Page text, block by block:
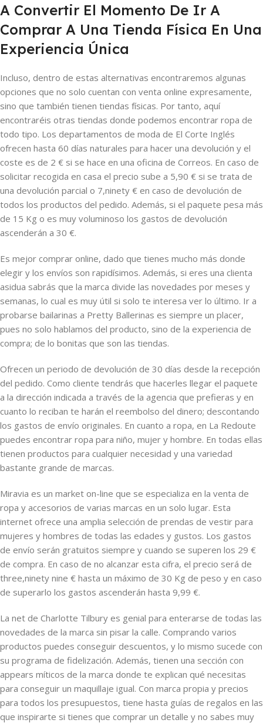
A Convertir El Momento De Ir A
Comprar A Una Tienda Física En Una
Experiencia Única
Incluso, dentro de estas alternativas encontraremos algunas
opciones que no solo cuentan con venta online expresamente,
sino que también tienen tiendas físicas. Por tanto, aquí
encontraréis otras tiendas donde podemos encontrar ropa de
todo tipo. Los departamentos de moda de El Corte Inglés
ofrecen hasta 60 días naturales para hacer una devolución y el
coste es de 2 € si se hace en una oficina de Correos. En caso de
solicitar recogida en casa el precio sube a 5,90 € si se trata de
una devolución parcial o 7,ninety € en caso de devolución de
todos los productos del pedido. Además, si el paquete pesa más
de 15 Kg o es muy voluminoso los gastos de devolución
ascenderán a 30 €.
Es mejor comprar online, dado que tienes mucho más donde
elegir y los envíos son rapidísimos. Además, si eres una clienta
asidua sabrás que la marca divide las novedades por meses y
semanas, lo cual es muy útil si solo te interesa ver lo último. Ir a
probarse bailarinas a Pretty Ballerinas es siempre un placer,
pues no solo hablamos del producto, sino de la experiencia de
compra; de lo bonitas que son las tiendas.
Ofrecen un periodo de devolución de 30 días desde la recepción
del pedido. Como cliente tendrás que hacerles llegar el paquete
a la dirección indicada a través de la agencia que prefieras y en
cuanto lo reciban te harán el reembolso del dinero; descontando
los gastos de envío originales. En cuanto a ropa, en La Redoute
puedes encontrar ropa para niño, mujer y hombre. En todas ellas
tienen productos para cualquier necesidad y una variedad
bastante grande de marcas.
Miravia es un market on-line que se especializa en la venta de
ropa y accesorios de varias marcas en un solo lugar. Esta
internet ofrece una amplia selección de prendas de vestir para
mujeres y hombres de todas las edades y gustos. Los gastos
de envío serán gratuitos siempre y cuando se superen los 29 €
de compra. En caso de no alcanzar esta cifra, el precio será de
three,ninety nine € hasta un máximo de 30 Kg de peso y en caso
de superarlo los gastos ascenderán hasta 9,99 €.
La net de Charlotte Tilbury es genial para enterarse de todas las
novedades de la marca sin pisar la calle. Comprando varios
productos puedes conseguir descuentos, y lo mismo sucede con
su programa de fidelización. Además, tienen una sección con
appears míticos de la marca donde te explican qué necesitas
para conseguir un maquillaje igual. Con marca propia y precios
para todos los presupuestos, tiene hasta guías de regalos en las
que inspirarte si tienes que comprar un detalle y no sabes muy